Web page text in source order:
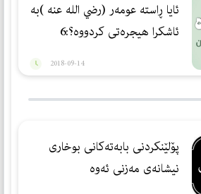
ئایا ڕاسته‌ عومه‌ر (رضي الله عنه )به‌
ئاشكرا هیجره‌تی كردووه‌؟:6
2018-09-14
پۆلێنكردنی بابەتەكانی بوخاری
نیشانەی مەزنی ئەوە